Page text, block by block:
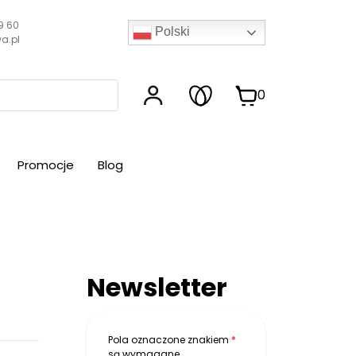
60
Polski
0
Promocje Blog
Newsletter
Pola oznaczone znakiem *